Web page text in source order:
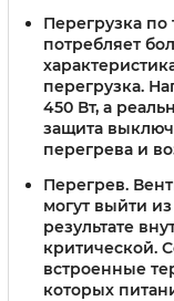
Перегрузка по
потребляет
перегрузка.
450 Вт, а
защита
перегрева и
Перегрев.
могут выйти
результате
критической.
встроенные
которых